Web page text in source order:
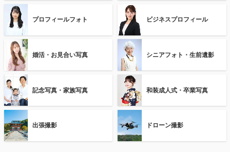
プロフィールフォト ビジネスプロフィール
婚活・お見合い写真 シニアフォト・生前遺影
記念写真・家族写真 和装成人式・卒業写真
出張撮影 ドローン撮影